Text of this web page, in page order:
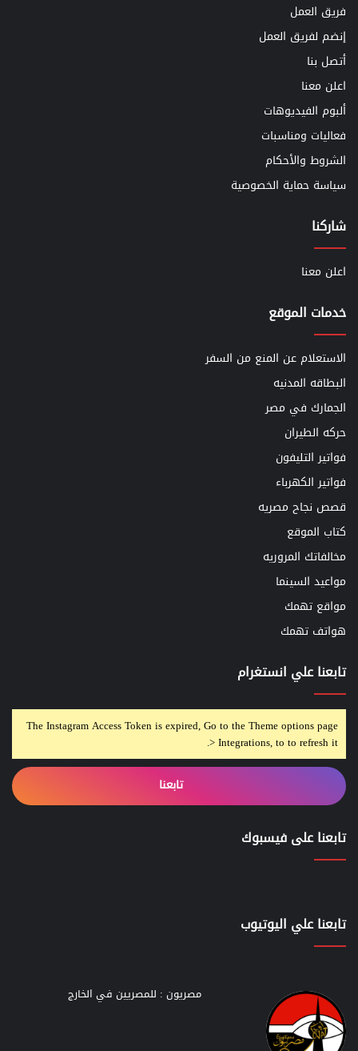
فريق العمل
إنضم لفريق العمل
أتصل بنا
اعلن معنا
ألبوم الفيديوهات
فعاليات ومناسبات
الشروط والأحكام
سياسة حماية الخصوصية
شاركنا
اعلن معنا
خدمات الموقع
الاستعلام عن المنع من السفر
البطاقه المدنيه
الجمارك في مصر
حركه الطيران
فواتير التليفون
فواتير الكهرباء
قصص نجاح مصريه
كتاب الموقع
مخالفاتك المروريه
مواعيد السينما
مواقع تهمك
هواتف تهمك
تابعنا علي انستغرام
The Instagram Access Token is expired, Go to the Theme options page
> Integrations, to to refresh it.
تابعنا
تابعنا على فيسبوك
تابعنا علي اليوتيوب
مصريون : للمصريين في الخارج